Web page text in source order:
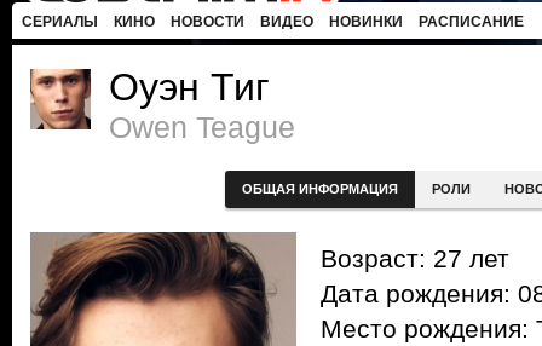
СЕРИАЛЫ КИНО НОВОСТИ ВИДЕО НОВИНКИ РАСПИСАНИЕ
Оуэн Тиг
Owen Teague
ОБЩАЯ ИНФОРМАЦИЯ РОЛИ
Возраст: 27 лет
Дата рождения:
Место